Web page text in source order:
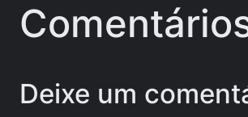
Deixe um